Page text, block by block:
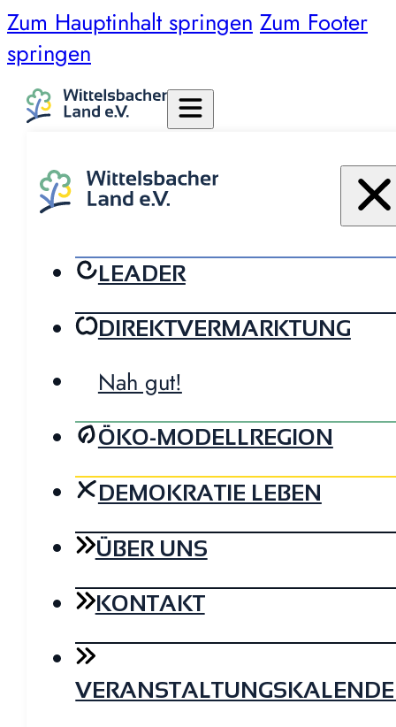
Zum Hauptinhalt springen Zum Footer
springen
LEADER
DIREKTVERMARKTUNG
Nah gut!
ÖKO-MODELLREGION
DEMOKRATIE LEBEN
ÜBER UNS
KONTAKT